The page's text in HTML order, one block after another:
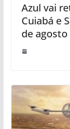
Azul vai
Cuiabá e
de agosto